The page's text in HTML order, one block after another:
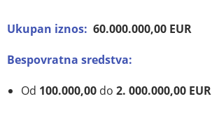
Ukupan iznos: 60.000.000,00 EUR
Bespovratna sredstva:
Od 100.000,00 do 2. 000.000,00 EUR